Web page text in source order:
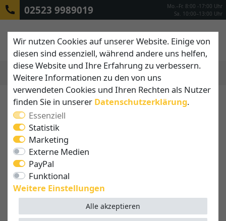
02523 9989019
Mo.–Fr. 8:00 -17:00 Uhr
Sa. 10:00–13:00 Uhr
Wir nutzen Cookies auf unserer Website. Einige von
diesen sind essenziell, während andere uns helfen,
diese Website und Ihre Erfahrung zu verbessern.
Weitere Informationen zu den von uns
verwendeten Cookies und Ihren Rechten als Nutzer
finden Sie in unserer Daten­schutz­erklärung.
Essenziell
Statistik
Marketing
Externe Medien
PayPal
Funktional
Weitere Einstellungen
Alle akzeptieren